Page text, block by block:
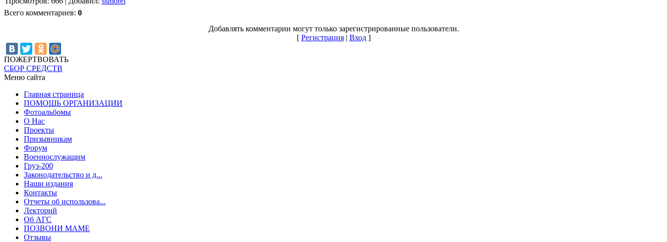
Всего комментариев: 0
Добавлять комментарии могут только зарегистрированные пользователи.
[ Регистрация| Вход]
ПОЖЕРТВОВАТЬ
СБОР СРЕДСТВ
Меню сайта
Главная страница
ПОМОЩЬ ОРГАНИЗАЦИИ
Фотоальбомы
О Нас
Проекты
Призывникам
Форум
Военнослужащим
Груз-200
Законодательство и д...
Наши издания
Контакты
Отчеты об использова...
Лекторий
Об АГС
ПОЗВОНИ МАМЕ
Отзывы